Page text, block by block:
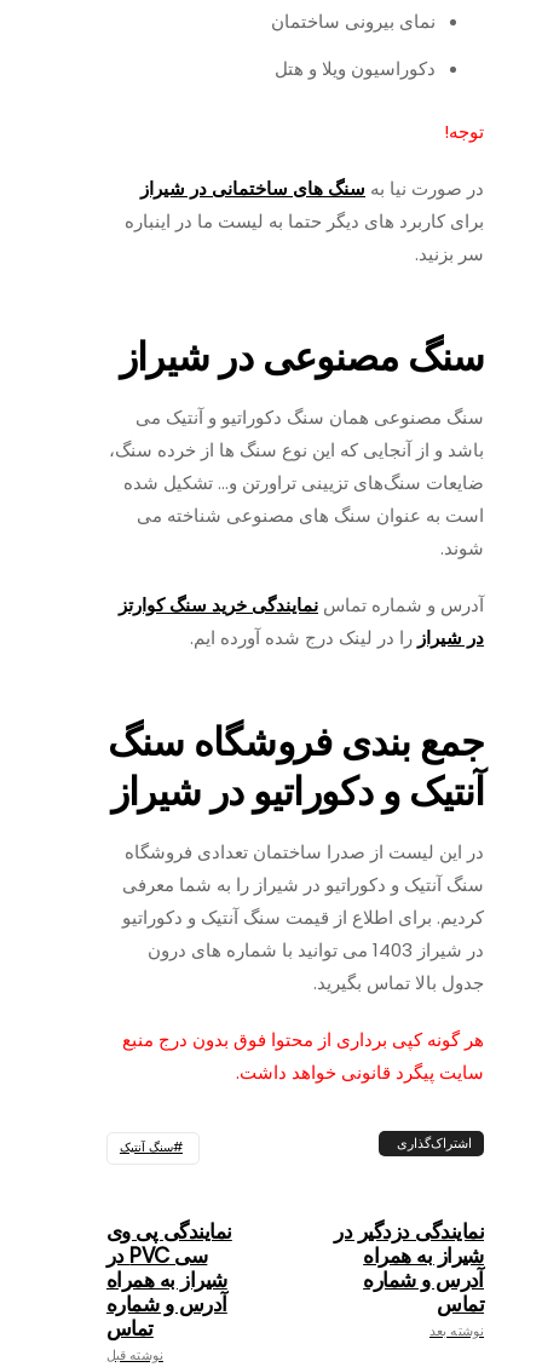
نمای بیرونی ساختمان
دکوراسیون ویلا و هتل
توجه!
در صورت نیا بهسنگ های ساختمانی در شیراز
برای کاربرد های دیگر حتما به لیست ما در اینباره
سر بزنید.
سنگ مصنوعی در شیراز
سنگ مصنوعی همان سنگ دکوراتیو و آنتیک می
باشد و از آنجایی که این نوع سنگ ها از خرده سنگ،
ضایعات سنگ‌های تزیینی تراورتن و… تشکیل شده
است به عنوان سنگ های مصنوعی شناخته می
شوند.
آدرس و شماره تماسنمایندگی خرید سنگ کوارتز
در شیرازرا در لینک درج شده آورده ایم.
جمع بندی فروشگاه سنگ
آنتیک و دکوراتیو در شیراز
در این لیست از صدرا ساختمان تعدادی فروشگاه
سنگ آنتیک و دکوراتیو در شیراز را به شما معرفی
کردیم. برای اطلاع از قیمت سنگ آنتیک و دکوراتیو
در شیراز 1403 می توانید با شماره های درون
جدول بالا تماس بگیرید.
هر گونه کپی برداری از محتوا فوق بدون درج منبع
سایت پیگرد قانونی خواهد داشت.
سنگ آنتیک اشتراک‌گذاری
نمایندگی پی وی
سی PVC در
شیراز به همراه
آدرس و شماره
تماس
نوشته قبل
نمایندگی دزدگیر در
شیراز به همراه
آدرس و شماره
تماس
نوشته بعد